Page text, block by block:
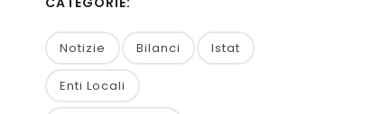
Notizie Bilanci Istat
Enti Locali